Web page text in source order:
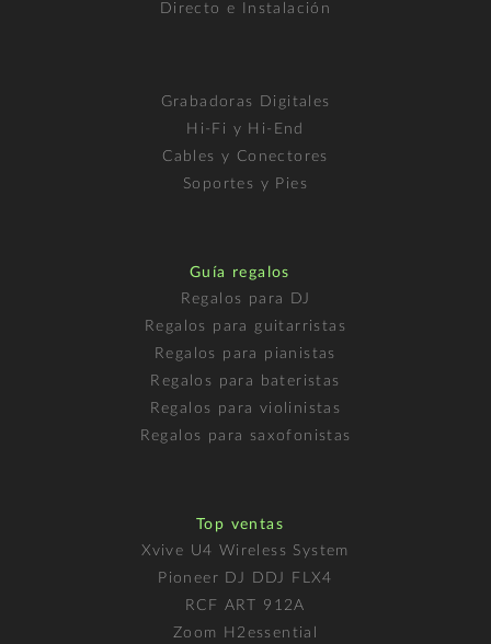
Directo e Instalación
Grabadoras Digitales
Hi-Fi y Hi-End
Cables y Conectores
Soportes y Pies
Guía regalos
Regalos para DJ
Regalos para guitarristas
Regalos para pianistas
Regalos para bateristas
Regalos para violinistas
Regalos para saxofonistas
Top ventas
Xvive U4 Wireless System
Pioneer DJ DDJ FLX4
RCF ART 912A
Zoom H2essential